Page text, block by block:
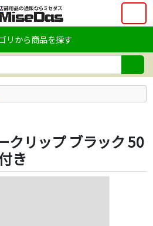
リから商品を探す
クリップ ブラック 50
き